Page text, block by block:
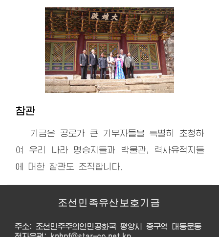
참관
기금은 공로가 큰 기부자들을 특별히 초청하
여 우리 나라 명승지들과 박물관, 력사유적지들
에 대한 참관도 조직합니다.
조선민족유산보호기금
주소: 조선민주주의인민공화국 평양시 중구역 대동문동